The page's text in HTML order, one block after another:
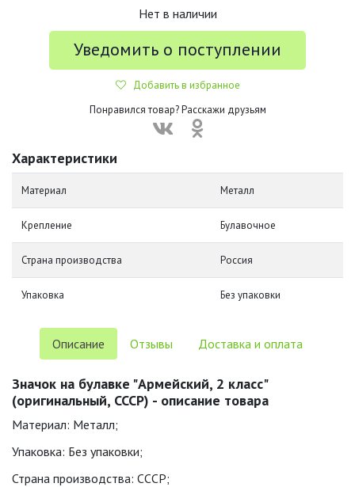
Нет в наличии
Уведомить о поступлении
Добавить в избранное
Понравился товар? Расскажи друзьям
Характеристики
Материал Металл
Крепление Булавочное
Страна производства Россия
Упаковка Без упаковки
Описание Отзывы Доставка и оплата
Значок на булавке "Армейский, 2 класс"
(оригинальный, СССР) - описание товара
Материал: Металл;
Упаковка: Без упаковки;
Страна производства: СССР;